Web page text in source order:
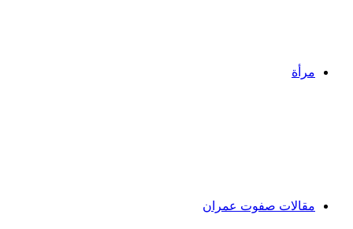
مرأة
مقالات صفوت عمران